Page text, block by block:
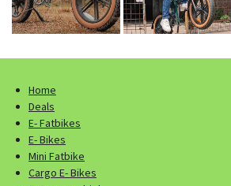
Home
Deals
E- Fatbikes
E- Bikes
Mini Fatbike
Cargo E- Bikes